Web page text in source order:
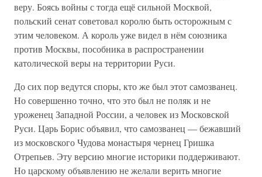
веру. Боясь войны с тогда ещё сильной Москвой,
польский сенат советовал королю быть осторожным с
этим человеком. А король уже видел в нём союзника
против Москвы, пособника в распространении
католической веры на территории Руси.
До сих пор ведутся споры, кто же был этот самозванец.
Но совершенно точно, что это был не поляк и не
уроженец Западной России, а человек из Московской
Руси. Царь Борис объявил, что самозванец — бежавший
из московского Чудова монастыря чернец Гришка
Отрепьев. Эту версию многие историки поддерживают.
Но царскому объявлению не желали верить многие